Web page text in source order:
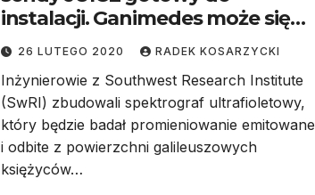
instalacji. Ganimedes może się
już szykować na wizytę
26 LUTEGO 2020 RADEK KOSARZYCKI
Inżynierowie z Southwest Research Institute
(SwRI) zbudowali spektrograf ultrafioletowy,
który będzie badał promieniowanie emitowane
i odbite z powierzchni galileuszowych
księżyców…